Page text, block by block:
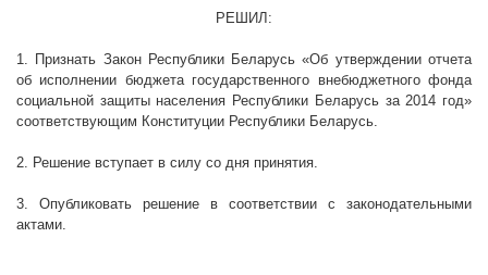
РЕШИЛ:
1. Признать Закон Республики Беларусь «Об утверждении отчета
об исполнении бюджета государственного внебюджетного фонда
социальной защиты населения Республики Беларусь за 2014 год»
соответствующим Конституции Республики Беларусь.
2. Решение вступает в силу со дня принятия.
3. Опубликовать решение в соответствии с законодательными
актами.